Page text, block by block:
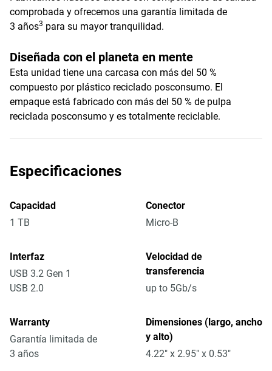
comprobada y ofrecemos una garantía limitada de
3 años3 para su mayor tranquilidad.
Diseñada con el planeta en mente
Esta unidad tiene una carcasa con más del 50 %
compuesto por plástico reciclado posconsumo. El
empaque está fabricado con más del 50 % de pulpa
reciclada posconsumo y es totalmente reciclable.
Especificaciones
Capacidad
1 TB
Conector
Micro-B
Interfaz
USB 3.2 Gen 1
USB 2.0
Velocidad de
transferencia
up to 5Gb/s
Warranty
Garantía limitada de
3 años
Dimensiones (largo, ancho
y alto)
4.22" x 2.95" x 0.53"